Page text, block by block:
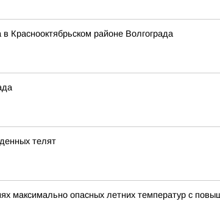
Краснооктябрьском районе Волгограда
телят
максимально опасных летних температур с